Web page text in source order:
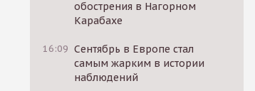
обострения в Нагорном
Карабахе
16:09 Сентябрь в Европе стал
самым жарким в истории
наблюдений